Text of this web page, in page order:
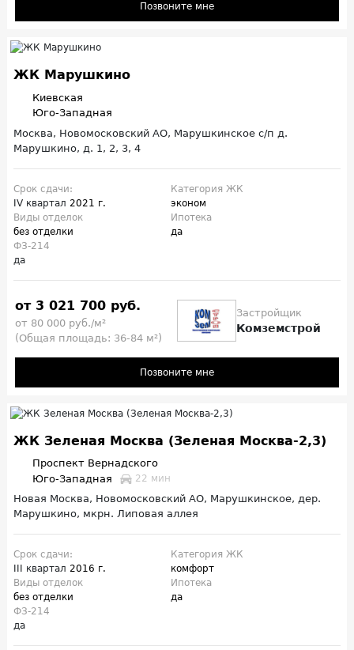
Позвоните мне
ЖК Марушкино
Киевская
Юго-Западная
Москва, Новомосковский АО, Марушкинское с/п д.
Марушкино, д. 1, 2, 3, 4
Срок сдачи:
IV квартал 2021 г.
Категория ЖК
эконом
Виды отделок
без отделки
Ипотека
да
ФЗ-214
да
от 3 021 700 руб.
от 80 000 руб./м²
(Общая площадь: 36-84 м²)
Застройщик
Комземстрой
Позвоните мне
ЖК Зеленая Москва (Зеленая Москва-2,3)
Проспект Вернадского
Юго-Западная
22 мин
Новая Москва, Новомосковский АО, Марушкинское, дер.
Марушкино, мкрн. Липовая аллея
Срок сдачи:
III квартал 2016 г.
Категория ЖК
комфорт
Виды отделок
без отделки
Ипотека
да
ФЗ-214
да